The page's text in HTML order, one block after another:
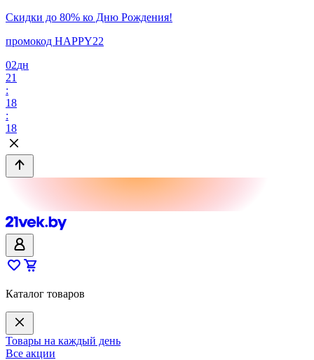
Скидки до 80% ко Дню Рождения!
промокод HAPPY22
02дн
21
:
18
:
18
Каталог товаров
Товары на каждый день
Все акции